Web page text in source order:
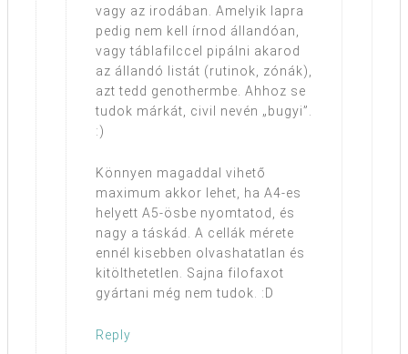
vagy az irodában. Amelyik lapra
pedig nem kell írnod állandóan,
vagy táblafilccel pipálni akarod
az állandó listát (rutinok, zónák),
azt tedd genothermbe. Ahhoz se
tudok márkát, civil nevén „bugyi”.
:)
Könnyen magaddal vihető
maximum akkor lehet, ha A4-es
helyett A5-ösbe nyomtatod, és
nagy a táskád. A cellák mérete
ennél kisebben olvashatatlan és
kitölthetetlen. Sajna filofaxot
gyártani még nem tudok. :D
Reply